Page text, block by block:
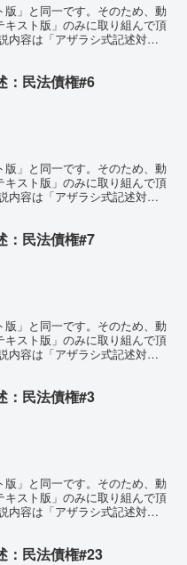
」と同一です。そのため、動
スト版」のみに取り組んで頂
内容は「アザラシ式記述対策
：民法債権#6
」と同一です。そのため、動
スト版」のみに取り組んで頂
内容は「アザラシ式記述対策
：民法債権#7
」と同一です。そのため、動
スト版」のみに取り組んで頂
内容は「アザラシ式記述対策
：民法債権#3
」と同一です。そのため、動
スト版」のみに取り組んで頂
内容は「アザラシ式記述対策
：民法債権#23